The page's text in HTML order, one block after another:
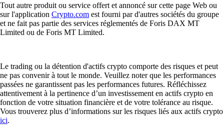
Tout autre produit ou service offert et annoncé sur cette page Web ou
sur l'application Crypto.com est fourni par d'autres sociétés du groupe
et ne fait pas partie des services réglementés de Foris DAX MT
Limited ou de Foris MT Limited.
Le trading ou la détention d'actifs crypto comporte des risques et peut
ne pas convenir à tout le monde. Veuillez noter que les performances
passées ne garantissent pas les performances futures. Réfléchissez
attentivement à la pertinence d’un investissement en actifs crypto en
fonction de votre situation financière et de votre tolérance au risque.
Vous trouverez plus d’informations sur les risques liés aux actifs crypto
ici.